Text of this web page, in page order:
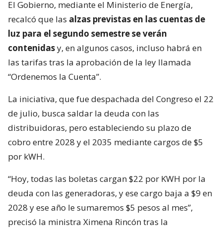
El Gobierno, mediante el Ministerio de Energía,
recalcó que las alzas previstas en las cuentas de
luz para el segundo semestre se verán
contenidasy, en algunos casos, incluso habrá en
las tarifas tras la aprobación de la ley llamada
“Ordenemos la Cuenta”.
La iniciativa, que fue despachada del Congreso el 22
de julio, busca saldar la deuda con las
distribuidoras, pero estableciendo su plazo de
cobro entre 2028 y el 2035 mediante cargos de $5
por kWH.
“Hoy, todas las boletas cargan $22 por KWH por la
deuda con las generadoras, y ese cargo baja a $9 en
2028 y ese año le sumaremos $5 pesos al mes”,
precisó la ministra Ximena Rincón tras la